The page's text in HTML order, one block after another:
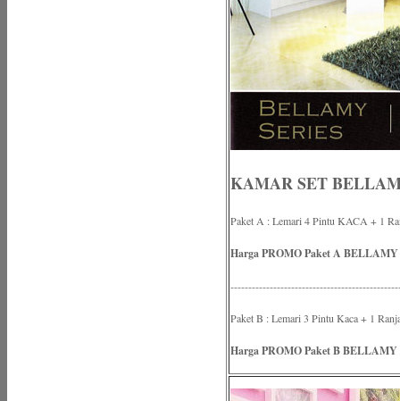
KAMAR SET
Paket A : Lemari 4 Pintu KACA + 1
Harga PROMO Paket A BELLAMY
Paket B : Lemari 3 Pintu Kaca + 1
Harga PROMO Paket B BELLAMY